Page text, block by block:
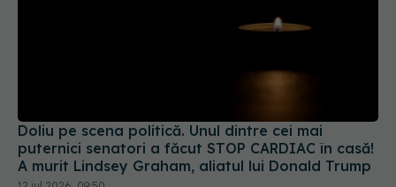
Doliu pe scena politică. Unul dintre cei mai
puternici senatori a făcut STOP CARDIAC în casă!
A murit Lindsey Graham, aliatul lui Donald Trump